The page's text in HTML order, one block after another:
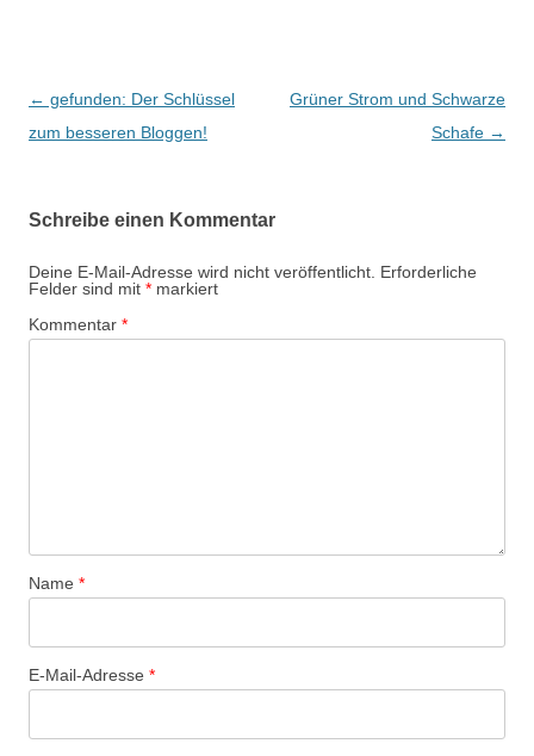
Beitragsnavigation
← gefunden: Der Schlüssel
zum besseren Bloggen!
Grüner Strom und Schwarze
Schafe →
Schreibe einen Kommentar
Deine E-Mail-Adresse wird nicht veröffentlicht. Erforderliche
Felder sind mit * markiert
Kommentar *
Name *
E-Mail-Adresse *